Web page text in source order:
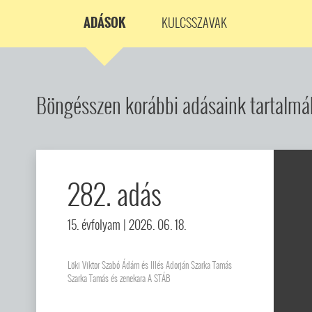
ADÁSOK KULCSSZAVAK
Böngésszen korábbi adásaink
282. adás
15. évfolyam | 2026. 06. 18.
Löki Viktor Szabó Ádám és Illés Adorján Szarka Tamás
Szarka Tamás és zenekara A STÁB